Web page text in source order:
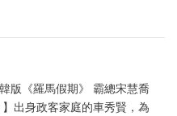
版《羅馬假期》 霸總宋慧喬
出身政客家庭的車秀賢，為